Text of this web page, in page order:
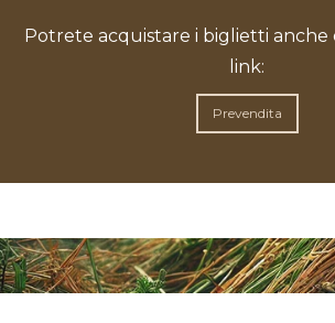
Potrete acquistare i biglietti anche
link:
Prevendita